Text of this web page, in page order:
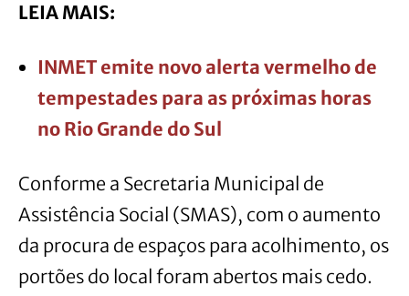
LEIA MAIS:
INMET emite novo alerta vermelho de
tempestades para as próximas horas
no Rio Grande do Sul
Conforme a Secretaria Municipal de
Assistência Social (SMAS), com o aumento
da procura de espaços para acolhimento, os
portões do local foram abertos mais cedo.